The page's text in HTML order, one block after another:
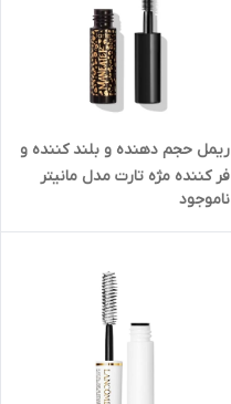
ریمل حجم دهنده و بلند کننده و
فر کننده مژه تارت مدل مانیتر
(اصل) Tarte Maneater
Mascara
ناموجود